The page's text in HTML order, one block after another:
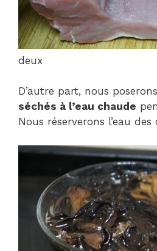
deux
D’autre part, nous poserons
séchés à l’eau chaude
Nous réserverons l’eau